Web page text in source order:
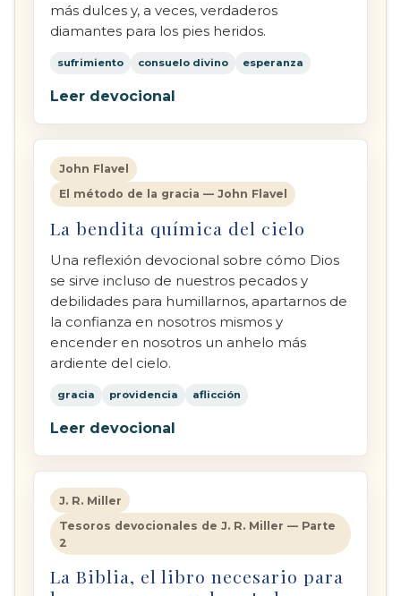
más dulces y, a veces, verdaderos
diamantes para los pies heridos.
sufrimiento consuelo divino esperanza
Leer devocional
John Flavel
El método de la gracia — John Flavel
La bendita química del cielo
Una reflexión devocional sobre cómo Dios
se sirve incluso de nuestros pecados y
debilidades para humillarnos, apartarnos de
la confianza en nosotros mismos y
encender en nosotros un anhelo más
ardiente del cielo.
gracia providencia aflicción
Leer devocional
J. R. Miller
Tesoros devocionales de J. R. Miller — Parte
2
La Biblia, el libro necesario para